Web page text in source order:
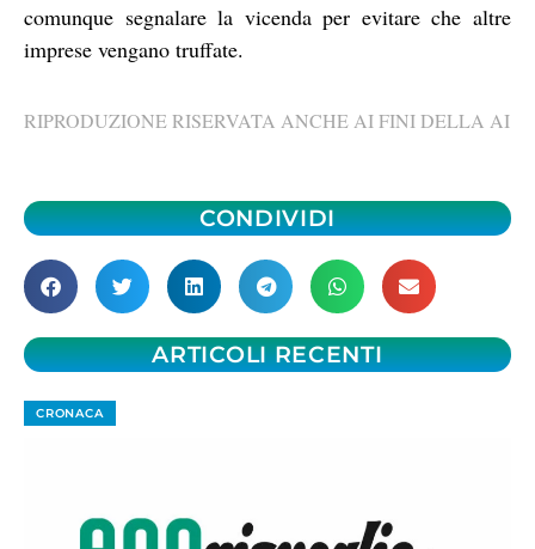
comunque segnalare la vicenda per evitare che altre
imprese vengano truffate.
RIPRODUZIONE RISERVATA ANCHE AI FINI DELLA AI
CONDIVIDI
ARTICOLI RECENTI
CRONACA